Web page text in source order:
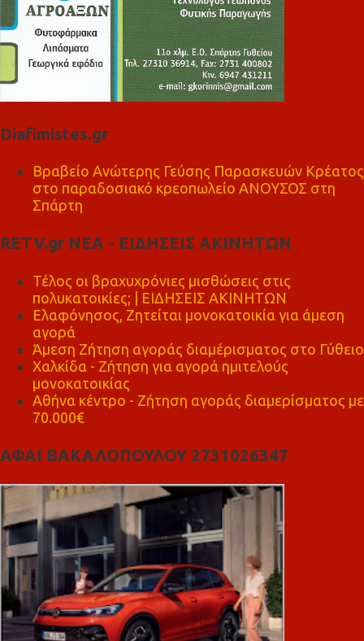
Diafimistes.gr
Βραβείο Ανώτερης Γεύσης Παρασκευών Κρέατος
στο παραδοσιακό κρεοπωλείο ΑΝΟΥΣΟΣ στη
Σπάρτη
RETV.gr ΝΕΑ - ΕΙΔΗΣΕΙΣ ΑΚΙΝΗΤΩΝ
Τέλος οι βραχυχρόνιες μισθώσεις στις
πολυκατοικίες; | ΕΙΔΗΣΕΙΣ ΑΚΙΝΗΤΩΝ
Ελαφόνησος, Ζητείται μονοκατοικία για άμεση
αγορά
Άμεση Ζήτηση αγοράς διαμέρισματος στο Γύθειο
Χαλκίδα - Ζήτηση για αγορά ημιτελούς
μονοκατοικίας
Αθήνα κέντρο - Ζήτηση αγοράς διαμερίσματος με
70.000€
ΑΦΑΙ ΒΑΚΑΛΟΠΟΥΛΟΥ 2731026347